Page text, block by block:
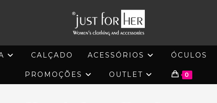
CALÇADO ACESSÓRIOS ÓCULOS
PROMOÇÕES OUTLET 0